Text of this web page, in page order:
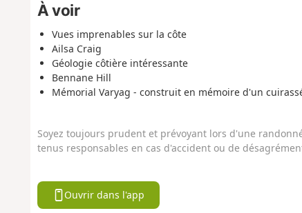
À voir
Vues imprenables sur la côte
Ailsa Craig
Géologie côtière intéressante
Bennane Hill
Mémorial Varyag - construit en mémoire d'un
Soyez toujours prudent et prévoyant lors d'une
tenus responsables en cas d'accident ou de
Ouvrir dans l'app